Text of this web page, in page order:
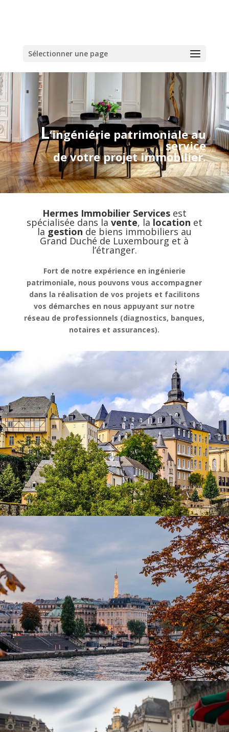
Sélectionner une page
L‘ingéniérie patrimoniale au
service
de votre projet immobilier.
Hermes Immobilier Servicesest
spécialisée dans la vente, la location et
la gestion de biens immobiliers au
Grand Duché de Luxembourg et à
l’étranger.
Fort de notre expérience en ingénierie
patrimoniale, nous pouvons vous accompagner
dans la réalisation de vos projets et facilitons
vos démarches en nous appuyant sur notre
réseau de professionnels (diagnostics, banques,
notaires et assurances).